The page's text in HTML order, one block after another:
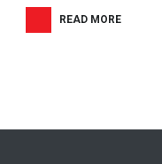
READ MORE